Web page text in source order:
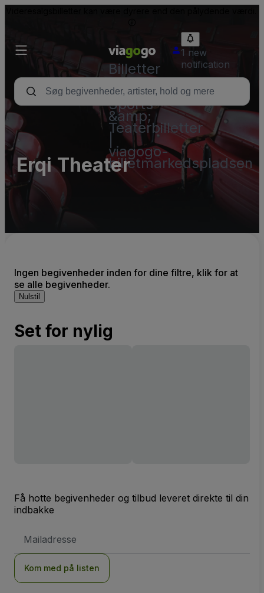
Billetter
-
Koncert-,
Sports-
&amp;
Teaterbilletter
viagogo-
billetmarkedspladsen
1 new
notification
Erqi Theater
Ingen begivenheder inden for dine filtre, klik for at
se alle begivenheder.
Nulstil
Set for nylig
Få hotte begivenheder og tilbud leveret direkte til din
indbakke
adresse
Kom med på listen